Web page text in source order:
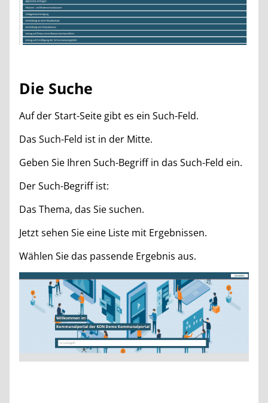
Die Suche
Auf der Start-Seite gibt es ein Such-Feld.
Das Such-Feld ist in der Mitte.
Geben Sie Ihren Such-Begriff in das Such-Feld ein.
Der Such-Begriff ist:
Das Thema, das Sie suchen.
Jetzt sehen Sie eine Liste mit Ergebnissen.
Wählen Sie das passende Ergebnis aus.